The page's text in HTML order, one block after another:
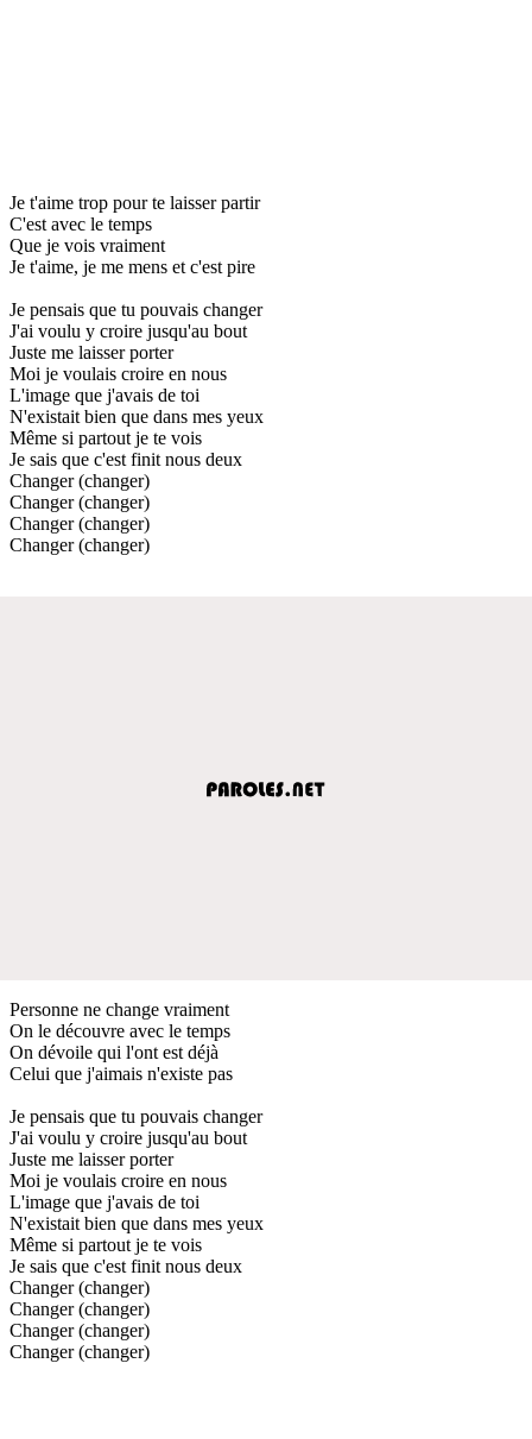
Je t'aime trop pour te laisser partir
C'est avec le temps
Que je vois vraiment
Je t'aime, je me mens et c'est pire
Je pensais que tu pouvais changer
J'ai voulu y croire jusqu'au bout
Juste me laisser porter
Moi je voulais croire en nous
L'image que j'avais de toi
N'existait bien que dans mes yeux
Même si partout je te vois
Je sais que c'est finit nous deux
Changer (changer)
Changer (changer)
Changer (changer)
Changer (changer)
Personne ne change vraiment
On le découvre avec le temps
On dévoile qui l'ont est déjà
Celui que j'aimais n'existe pas
Je pensais que tu pouvais changer
J'ai voulu y croire jusqu'au bout
Juste me laisser porter
Moi je voulais croire en nous
L'image que j'avais de toi
N'existait bien que dans mes yeux
Même si partout je te vois
Je sais que c'est finit nous deux
Changer (changer)
Changer (changer)
Changer (changer)
Changer (changer)